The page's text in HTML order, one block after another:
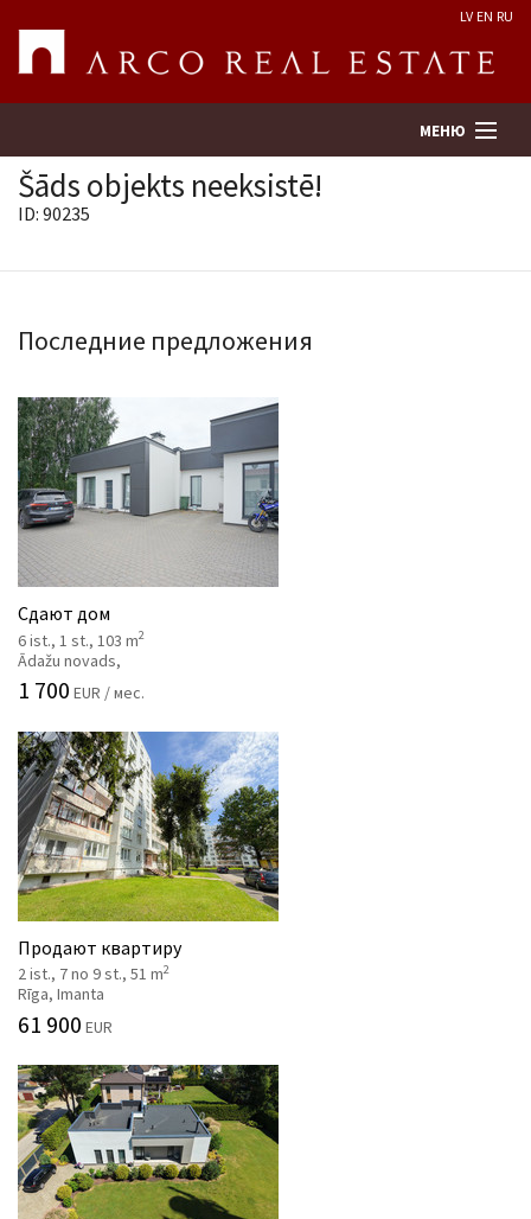
LV EN RU
МЕНЮ
Предприятие
Услуги
Kонтакты
Šāds objekts neeksistē!
ID: 90235
Последние предложения
Сдают дом
6 ist., 1 st., 103 m2
Ādažu novads,
1 700 EUR / мес.
Продают квартиру
2 ist., 7 no 9 st., 51 m2
Rīga, Imanta
61 900 EUR